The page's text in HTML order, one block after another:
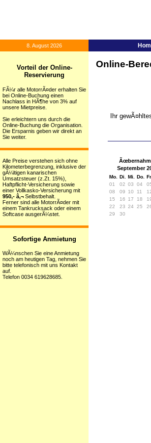
8. August 2026
Vorteil der Online-
Reservierung
FÃ¼r alle MotorrÃ¤der erhalten Sie
bei Online-Buchung einen
Nachlass in HÃ¶he von 3% auf
unsere Mietpreise.
Sie erleichtern uns durch die
Online-Buchung die Organisation.
Die Ersparnis geben wir direkt an
Sie weiter.
Alle Preise verstehen sich ohne
Kilometerbegrenzung, inklusive der
gÃ¼ltigen kanarischen
Umsatzsteuer (z.Zt. 15%),
Haftpflicht-Versicherung sowie
einer Vollkasko-Versicherung mit
950,- â‚¬ Selbstbehalt.
Ferner sind alle MotorrÃ¤der mit
einem Tankrucksack oder einem
Softcase ausgerÃ¼stet.
Sofortige Anmietung
WÃ¼nschen Sie eine Anmietung
noch am heutigen Tag, nehmen Sie
bitte telefonisch mit uns Kontakt
auf.
Telefon 0034 619628685.
Online-
Ihr
September
Mo. Di. Mi. Do. Fr.
01
02 03 04
08
09 10 11
15
16 17 18
22
23 24 25
29
30